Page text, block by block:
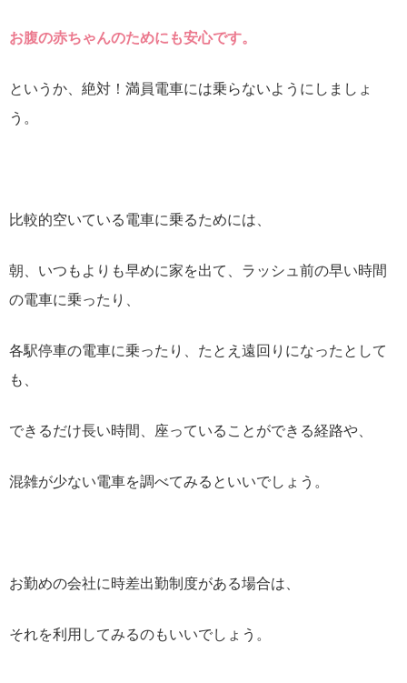
お腹の赤ちゃんのためにも安心です。
というか、絶対！満員電車には乗らないようにしましょ
う。
比較的空いている電車に乗るためには、
朝、いつもよりも早めに家を出て、ラッシュ前の早い時間
の電車に乗ったり、
各駅停車の電車に乗ったり、たとえ遠回りになったとして
も、
できるだけ長い時間、座っていることができる経路や、
混雑が少ない電車を調べてみるといいでしょう。
お勤めの会社に時差出勤制度がある場合は、
それを利用してみるのもいいでしょう。